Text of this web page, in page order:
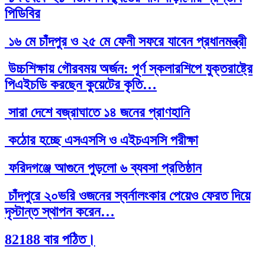
পিডিবির
১৬ মে চাঁদপুর ও ২৫ মে ফেনী সফরে যাবেন প্রধানমন্ত্রী
উচ্চশিক্ষায় গৌরবময় অর্জন: পূর্ণ স্কলারশিপে যুক্তরাষ্ট্রে
পিএইচডি করছেন কুয়েটের কৃতি…
সারা দেশে বজ্রাঘাতে ১৪ জনের প্রাণহানি
কঠোর হচ্ছে এসএসসি ও এইচএসসি পরীক্ষা
ফরিদগঞ্জে আগুনে পুড়লো ৬ ব্যবসা প্রতিষ্ঠান
চাঁদপুরে ২০ভরি ওজনের স্বর্নালংকার পেয়েও ফেরত দিয়ে
দৃস্টান্ত স্থাপন করেন…
82188 বার পঠিত।